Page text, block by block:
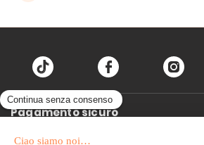
Pagamento sicuro